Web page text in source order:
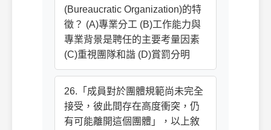
(Bureaucratic Organization)的特
徵？ (A)專業分工 (B)工作能力與
專業背景是聘任的主要考量因素
(C)重視團隊和諧 (D)賞罰分明
26.「成員對於團體規範尚未完全
接受，彼此間存在高度衝突，仍
有可能離開這個團體」，以上敘